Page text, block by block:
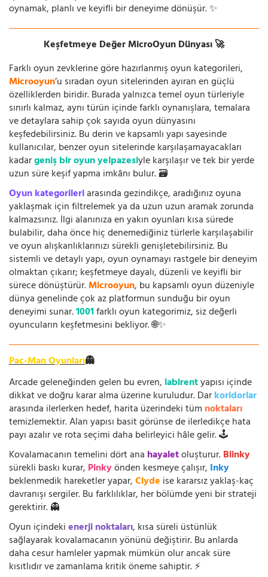
oynamak, planlı ve keyifli bir deneyime dönüşür. ✨
Keşfetmeye Değer MicroOyun Dünyası 🚀
Farklı oyun zevklerine göre hazırlanmış oyun kategorileri,
Microoyun’u sıradan oyun sitelerinden ayıran en güçlü
özelliklerden biridir. Burada yalnızca temel oyun türleriyle
sınırlı kalmaz, aynı türün içinde farklı oynanışlara, temalara
ve detaylara sahip çok sayıda oyun dünyasını
keşfedebilirsiniz. Bu derin ve kapsamlı yapı sayesinde
kullanıcılar, benzer oyun sitelerinde karşılaşamayacakları
kadargeniş bir oyun yelpazesiyle karşılaşır ve tek bir yerde
uzun süre keşif yapma imkânı bulur. 🗃️
Oyun kategorileriarasında gezindikçe, aradığınız oyuna
yaklaşmak için filtrelemek ya da uzun uzun aramak zorunda
kalmazsınız. İlgi alanınıza en yakın oyunları kısa sürede
bulabilir, daha önce hiç denemediğiniz türlerle karşılaşabilir
ve oyun alışkanlıklarınızı sürekli genişletebilirsiniz. Bu
sistemli ve detaylı yapı, oyun oynamayı rastgele bir deneyim
olmaktan çıkarır; keşfetmeye dayalı, düzenli ve keyifli bir
sürece dönüştürür.Microoyun, bu kapsamlı oyun düzeniyle
dünya genelinde çok az platformun sunduğu bir oyun
deneyimi sunar.1001farklı oyun kategorimiz, siz değerli
oyuncuların keşfetmesini bekliyor. 🌐✨
Pac-Man Oyunları👻
Arcade geleneğinden gelen bu evren, labirentyapısı içinde
dikkat ve doğru karar alma üzerine kuruludur. Darkoridorlar
arasında ilerlerken hedef, harita üzerindeki tüm noktaları
temizlemektir. Alan yapısı basit görünse de ilerledikçe hata
payı azalır ve rota seçimi daha belirleyici hâle gelir. 🕹️
Kovalamacanın temelini dört ana hayaletoluşturur.Blinky
sürekli baskı kurar, Pinkyönden kesmeye çalışır, Inky
beklenmedik hareketler yapar,Clyde ise kararsız yaklaş-kaç
davranışı sergiler. Bu farklılıklar, her bölümde yeni bir strateji
gerektirir. 👻
Oyun içindekienerji noktaları, kısa süreli üstünlük
sağlayarak kovalamacanın yönünü değiştirir. Bu anlarda
daha cesur hamleler yapmak mümkün olur ancak süre
kısıtlıdır ve zamanlama kritik öneme sahiptir. ⚡